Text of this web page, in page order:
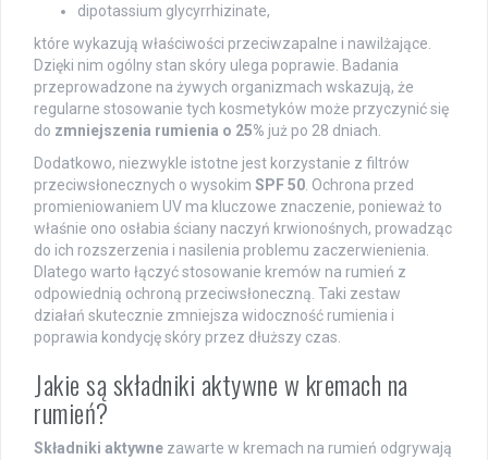
dipotassium glycyrrhizinate,
które wykazują właściwości przeciwzapalne i nawilżające.
Dzięki nim ogólny stan skóry ulega poprawie. Badania
przeprowadzone na żywych organizmach wskazują, że
regularne stosowanie tych kosmetyków może przyczynić się
do zmniejszenia rumienia o 25% już po 28 dniach.
Dodatkowo, niezwykle istotne jest korzystanie z filtrów
przeciwsłonecznych o wysokim SPF 50 . Ochrona przed
promieniowaniem UV ma kluczowe znaczenie, ponieważ to
właśnie ono osłabia ściany naczyń krwionośnych, prowadząc
do ich rozszerzenia i nasilenia problemu zaczerwienienia.
Dlatego warto łączyć stosowanie kremów na rumień z
odpowiednią ochroną przeciwsłoneczną. Taki zestaw
działań skutecznie zmniejsza widoczność rumienia i
poprawia kondycję skóry przez dłuższy czas.
Jakie są składniki aktywne w kremach na
rumień?
Składniki aktywne zawarte w kremach na rumień odgrywają